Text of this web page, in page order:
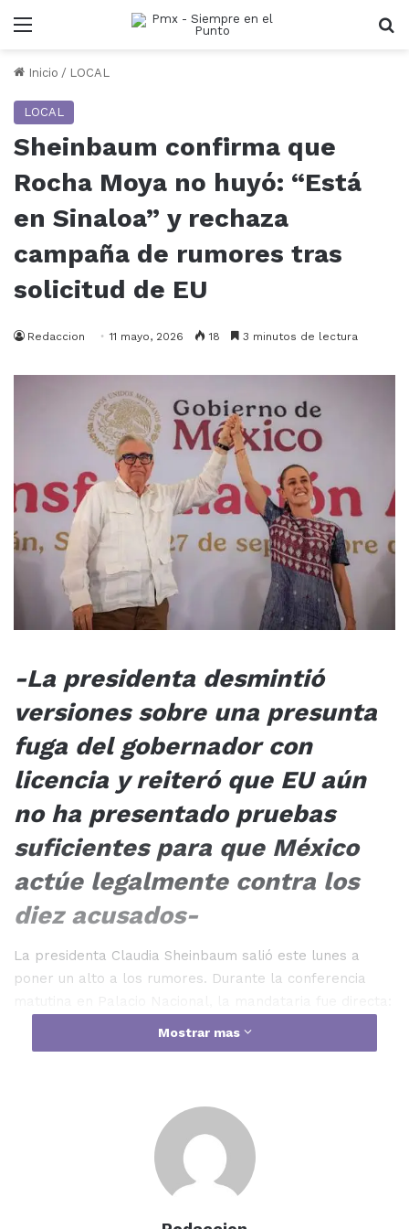
Menu
Inicio / LOCAL
LOCAL
Sheinbaum confirma que
Rocha Moya no huyó: “Está
en Sinaloa” y rechaza
campaña de rumores tras
solicitud de EU
Redaccion 11 mayo, 2026 18 3 minutos de lectura
-La presidenta desmintió
versiones sobre una presunta
fuga del gobernador con
licencia y reiteró que EU aún
no ha presentado pruebas
suficientes para que México
actúe legalmente contra los
diez acusados-
La presidenta Claudia Sheinbaum salió este lunes a
poner un alto a los rumores. Durante la conferencia
licencia permanece en la entidad y las versiones que
propaganda y desinformación que se desató tras la
solicitud de Estados Unidos para detener y extraditar a
diez mexicanos, entre ellos Rocha Moya y el senador
morenista Enrique Inzunza Cázarez. “Él está en Sinaloa
Mostrar mas